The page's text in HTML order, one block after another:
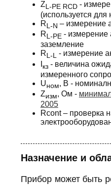
Z L-PE RCD -
(используется
R L-N – измерение
R L-PE - измерение
заземление
R L-L - измерение
кз - величина
измеренного
Uном, В -
Zизм, Ом -
2005
Rcont – проверка
Назначение и
Прибор может быть